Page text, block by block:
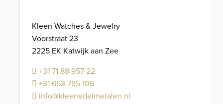
Kleen Watches & Jewelry
Voorstraat 23
2225 EK Katwijk aan Zee
+31 71 88 957 22
+31 653 785 106
info@kleenedelmetalen.nl